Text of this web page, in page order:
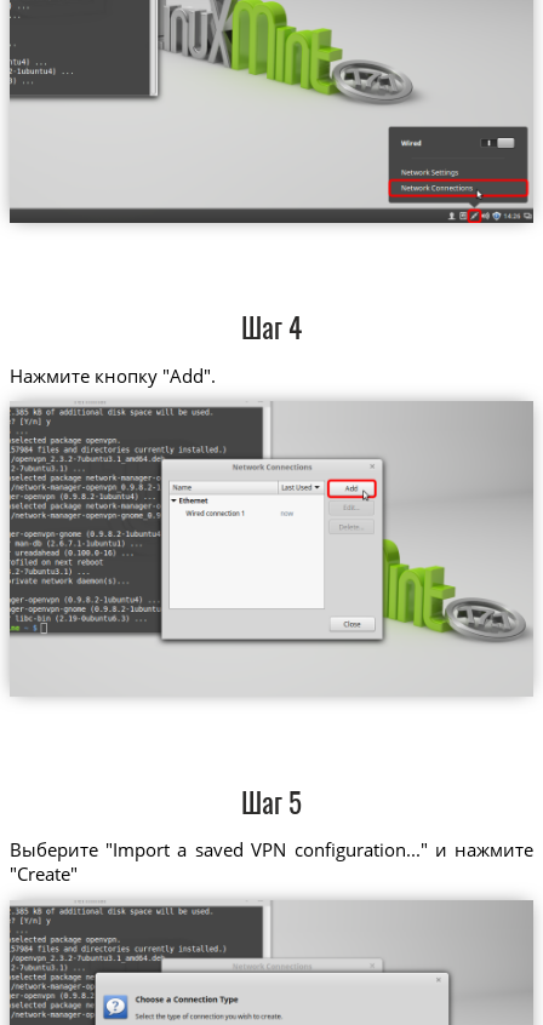
Шаг 4
Нажмите кнопку "Add".
Шаг 5
Выберите "Import a saved VPN configuration..." и нажмите
"Create"